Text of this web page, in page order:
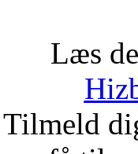
Læs
Tilmeld